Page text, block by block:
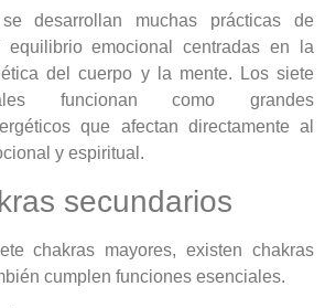
desarrollan muchas prácticas de
equilibrio emocional centradas en la
del cuerpo y la mente. Los siete
funcionan como grandes
que afectan directamente al
y espiritual.
secundarios
chakras mayores, existen chakras
cumplen funciones esenciales.